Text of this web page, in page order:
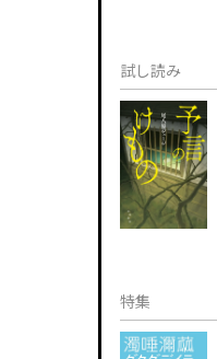
試し読み
特集